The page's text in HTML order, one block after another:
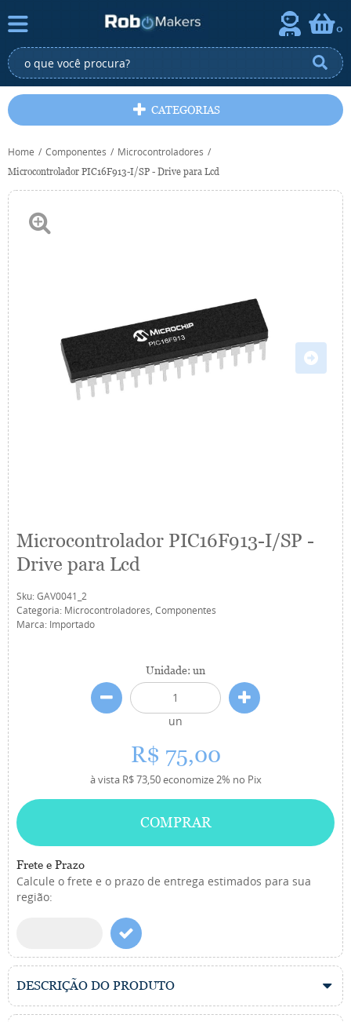
0
CATEGORIAS
Home Componentes Microcontroladores
Microcontrolador PIC16F913-I/SP - Drive para Lcd
Microcontrolador PIC16F913-I/SP -
Drive para Lcd
Sku:GAV0041_2
Categoria: Microcontroladores, Componentes
Marca: Importado
Unidade: un
un
R$ 75,00
à vista R$ 73,50economize2% no Pix
COMPRAR
Frete e Prazo
Calcule o frete e o prazo de entrega estimados para sua
região:
DESCRIÇÃO DO PRODUTO